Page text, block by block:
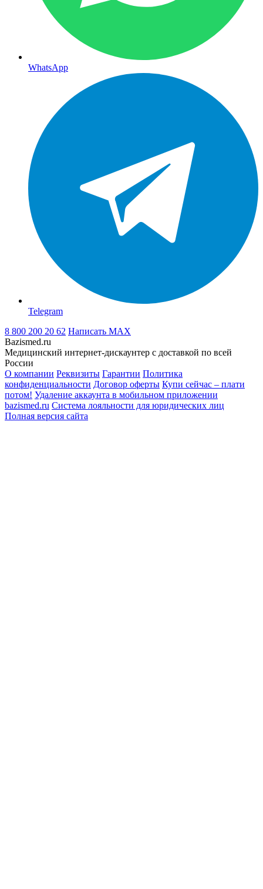
WhatsApp
Telegram
8 800 200 20 62 Написать MAX
Bazismed.ru
Медицинский интернет-дискаунтер с доставкой по всей
России
О компании Реквизиты Гарантии Политика
конфиденциальности Договор оферты Купи сейчас – плати
потом! Удаление аккаунта в мобильном приложении
bazismed.ru Система лояльности для юридических лиц
Полная версия сайта